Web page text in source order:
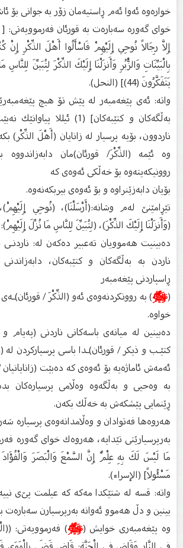
خوارەوە ئەوا ئەم ڕاستیەمان زۆر بە جوانی بۆ
خوای گەورە سەبارەت بە قورئان فەرموویەتی: [
بِالْبَيِّنَاتِ وَالزُّبُرِ وَأَنزَلْنَا إِلَيْكَ الذِّكْرَ لِتُبَيِّنَ
يَتَفَكَّرُونَ (44)] (النحل).
واتە: ئەی پێغەمبەر لە پێش تۆ هیچ
بەڵگەكان و كتێبەكان] (1) ئیللا
ناردوون، بۆیە پرسیار لە زانایان (أَهْلَ الذِّكْر)
وە ئێمە (الذِّكْرَ/ قورئان)مان
روونیكەیتەوە بۆ خەڵكی ئەوەی كە
بۆیان دابەزێنراوە و بۆ ئەوەی بیربكەنەوە.
تێڕامێنێ‌ لەم وشانە:(أَرْسَلْنَا)، (نُوحِي إِلَيْهِمْ)،
(وَأَنزَلْنَا إِلَيْكَ الذِّكْرَ)، (لِتُبَيِّنَ لِلنَّاسِ مَا نُزِّلَ إِلَيْهِمْ):
دەبینیت هەموویان تەعبیر دەكەن لە:
ناردن بە بەڵگەكان و كتێبەكان،
ڕاسپاردنی پێغەمبەر
(ﷺ) بە روونكردنەوەی ئەو (الذِّكْرَ /
خواوە.
دەبینین لە میانەی باسەكانی ناردنی
كتێـب و ذیكر / قورئان)ـدا باسی پرسیاركردن لە
ئەمەش ئاماژەیە بۆ ئەوەی كە دەبێت
بە وەحیی و بەڵگەوە وەڵامی پرسیارەكان
ڕێنمایی پێشكەش بە خەڵك بكەن.
هەروەها فەتوادان و وەڵامدانەوەی پرسیارە
بەرپرسیارێتی تێدایە، هەروەك خوای گەورە
مَا لَيْسَ لَكَ بِهِ عِلْمٌ إِنَّ السَّمْعَ وَالْبَصَرَ
مَسْئُولاً] (الإسراء).
واتە: قسە لە شتێكدا مەكە كە عیلمت پێ‌ی
بینین و دڵ هەموو ئەوانە بەرپرسیارن سەبارەت
وە پێغەمبەری خوایش (ﷺ) فەرموویەتی: